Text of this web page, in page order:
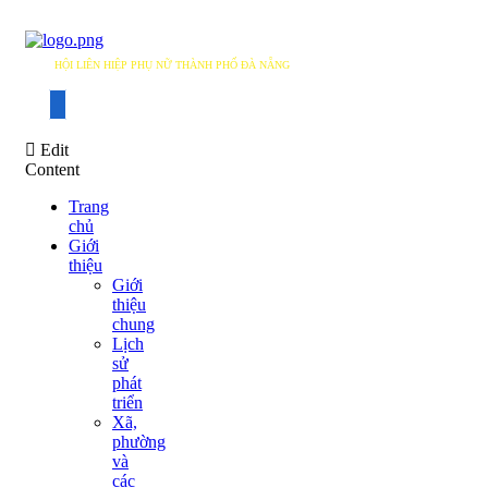
HỘI LIÊN HIỆP PHỤ NỮ THÀNH PHỐ ĐÀ NẴNG
Edit
Content
Trang
chủ
Giới
thiệu
Giới
thiệu
chung
Lịch
sử
phát
triển
Xã,
phường
và
các